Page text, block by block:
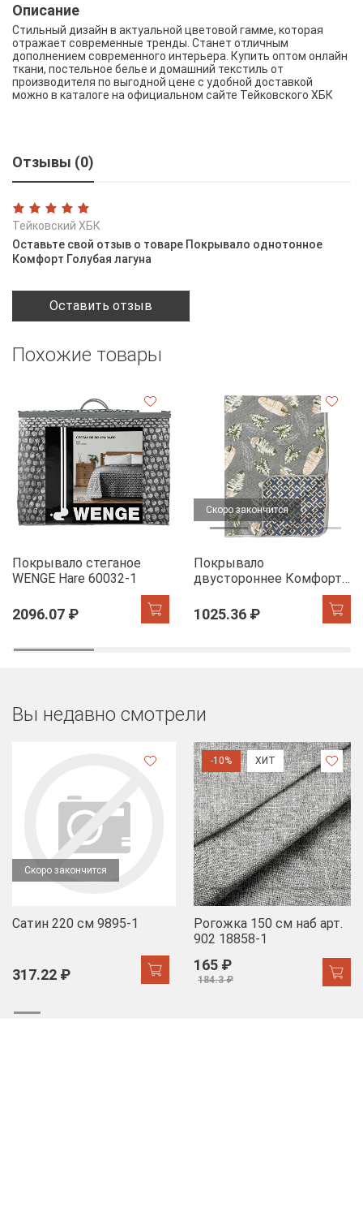
Описание
Стильный дизайн в актуальной цветовой гамме, которая
отражает современные тренды. Станет отличным
дополнением современного интерьера. Купить оптом онлайн
ткани, постельное белье и домашний текстиль от
производителя по выгодной цене с удобной доставкой
можно в каталоге на официальном сайте Тейковского ХБК
Отзывы (0)
Тейковский ХБК
Оставьте свой отзыв о товаре Покрывало однотонное
Комфорт Голубая лагуна
Оставить отзыв
Похожие товары
Покрывало стеганое
WENGE Hare 60032-1
2096.07 ₽
Скоро закончится
Покрывало
двустороннее Комфорт
1025.36 ₽
Вы недавно смотрели
Скоро закончится
Сатин 220 см 9895-1
317.22 ₽
-10% ХИТ
Рогожка 150 см наб арт.
902 18858-1
165 ₽
184.3 ₽